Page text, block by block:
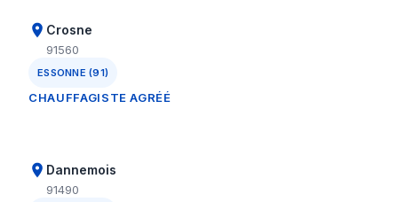
Crosne
91560
ESSONNE (91)
CHAUFFAGISTE AGRÉÉ
Dannemois
91490